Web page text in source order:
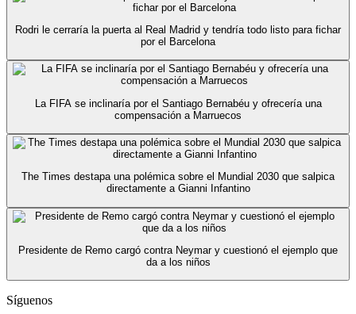
Rodri le cerraría la puerta al Real Madrid y tendría todo listo para fichar
por el Barcelona
La FIFA se inclinaría por el Santiago Bernabéu y ofrecería una
compensación a Marruecos
The Times destapa una polémica sobre el Mundial 2030 que salpica
directamente a Gianni Infantino
Presidente de Remo cargó contra Neymar y cuestionó el ejemplo que
da a los niños
Síguenos